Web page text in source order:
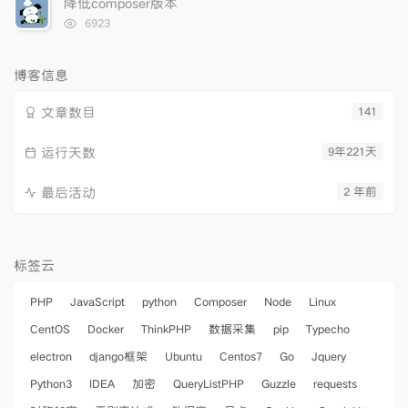
数:
浏
6923
博客信息
141
文章数目
9年221天
运行天数
2 年前
最后活动
标签云
PHP JavaScript python Composer Node
Linux
CentOS
Docker ThinkPHP 数据采集 pip
Typecho
electron
django框架 Ubuntu Centos7 Go
Jquery
Python3
IDEA 加密 QueryListPHP Guzzle
requests